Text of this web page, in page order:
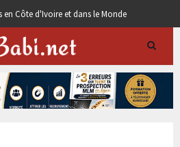
en Côte d'Ivoire et dans le Monde